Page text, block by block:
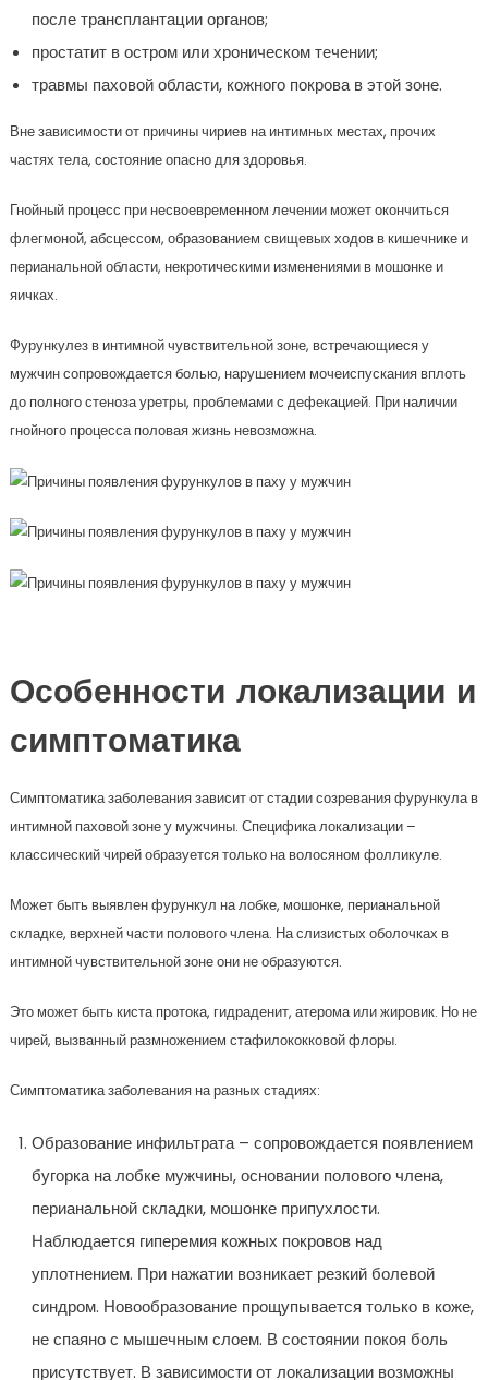
после трансплантации органов;
простатит в остром или хроническом течении;
травмы паховой области, кожного покрова в этой зоне.
Вне зависимости от причины чириев на интимных местах, прочих
частях тела, состояние опасно для здоровья.
Гнойный процесс при несвоевременном лечении может окончиться
флегмоной, абсцессом, образованием свищевых ходов в кишечнике и
перианальной области, некротическими изменениями в мошонке и
яичках.
Фурункулез в интимной чувствительной зоне, встречающиеся у
мужчин сопровождается болью, нарушением мочеиспускания вплоть
до полного стеноза уретры, проблемами с дефекацией. При наличии
гнойного процесса половая жизнь невозможна.
Особенности локализации и
симптоматика
Симптоматика заболевания зависит от стадии созревания фурункула в
интимной паховой зоне у мужчины. Специфика локализации –
классический чирей образуется только на волосяном фолликуле.
Может быть выявлен фурункул на лобке, мошонке, перианальной
складке, верхней части полового члена. На слизистых оболочках в
интимной чувствительной зоне они не образуются.
Это может быть киста протока, гидраденит, атерома или жировик. Но не
чирей, вызванный размножением стафилококковой флоры.
Симптоматика заболевания на разных стадиях:
Образование инфильтрата – сопровождается появлением
бугорка на лобке мужчины, основании полового члена,
перианальной складки, мошонке припухлости.
Наблюдается гиперемия кожных покровов над
уплотнением. При нажатии возникает резкий болевой
синдром. Новообразование прощупывается только в коже,
не спаяно с мышечным слоем. В состоянии покоя боль
присутствует. В зависимости от локализации возможны